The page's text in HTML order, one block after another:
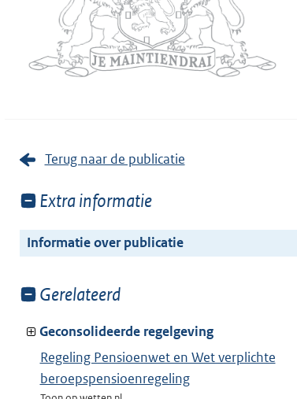
Terug naar de publicatie
Toon
van:
Extra informatie
Informatie over publicatie
Toon
van:
Gerelateerd
Geconsolideerde regelgeving
Regeling Pensioenwet en Wet verplichte
beroepspensioenregeling